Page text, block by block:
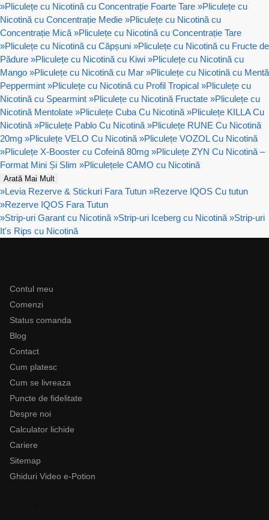
»Pliculețe cu Nicotină cu Concentrație Foarte Tare »Pliculețe cu
Nicotină cu Concentrație Medie »Pliculețe cu Nicotină cu
Concentrație Mică »Pliculețe cu Nicotină cu Concentrație Tare
»Pliculețe cu Nicotină cu Căpșuni »Pliculețe cu Nicotină cu Fructe de
Pădure »Pliculețe cu Nicotină cu Kiwi »Pliculețe cu Nicotină cu
Mango »Pliculețe cu Nicotină cu Mar »Pliculețe cu Nicotină cu Mentă
Peppermint »Pliculețe cu Nicotină cu Profil Tropical »Pliculețe cu
Nicotină cu Spearmint »Pliculețe cu Nicotină Fructate »Pliculețe cu
Nicotină Mentolate »Pliculețe Cuba Cu Nicotină »Pliculețe KILLA Cu
Nicotină »Pliculețe Pablo Cu Nicotină »Pliculețe RUNE Cu Nicotină
20mg »Pliculețe VELO Cu Nicotină »Pliculețe VOZOL Cu Nicotină
»Pliculețe X-Booster cu Cofeină 80mg »Pliculețe ZYN Cu Nicotină –
Format Mini Și Slim »Pliculețele CAMO cu Nicotină
Arată Mai Mult
»Levia Rezerve & Stickuri Fara Tutun »Rezerve IQOS Cu tutun
»Rezerve IQOS Fara Tutun
»Strip-uri Garant cu Nicotină »Strip-uri Iceberg cu Nicotină »Strip-uri
It's Rips cu Nicotină
Contul meu
Comenzi
Status comanda
Blog
Contact
Cum platesc
Cum se livreaza
Puncte de fidelitate
Despre noi
Calculator lichide
Cariere
Sitemap
Ghiduri Video e-Potion